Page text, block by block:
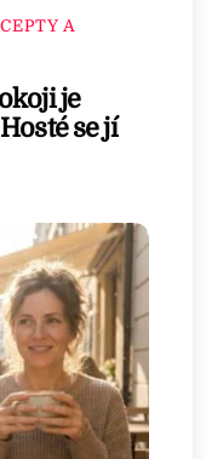
A
je
se jí